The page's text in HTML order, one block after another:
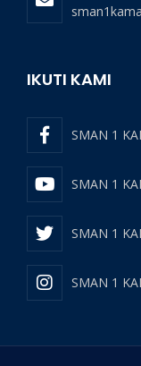
IKUTI KAMI
SMAN 1
SMAN 1
SMAN 1
SMAN 1